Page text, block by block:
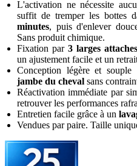
L'activation ne nécessite
suffit de tremper les bottes
minutes, puis d'enlever
Sans produit chimique.
Fixation par 3 larges
un ajustement facile et un
Conception légère et souple
jambe du cheval sans
Réactivation immédiate par
retrouver les performances
Entretien facile grâce à un
Vendues par paire. Taille